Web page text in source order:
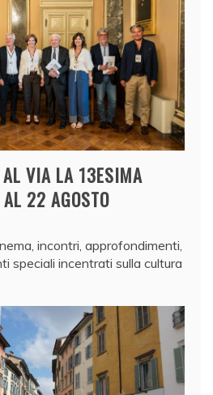
AL VIA LA 13ESIMA
22 AGOSTO
incontri, approfondimenti,
speciali incentrati sulla cultura